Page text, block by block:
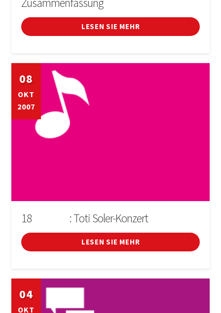
LESEN SIE MEHR
08
OKT
2007
18 : Toti Soler-Konzert
LESEN SIE MEHR
04
OKT